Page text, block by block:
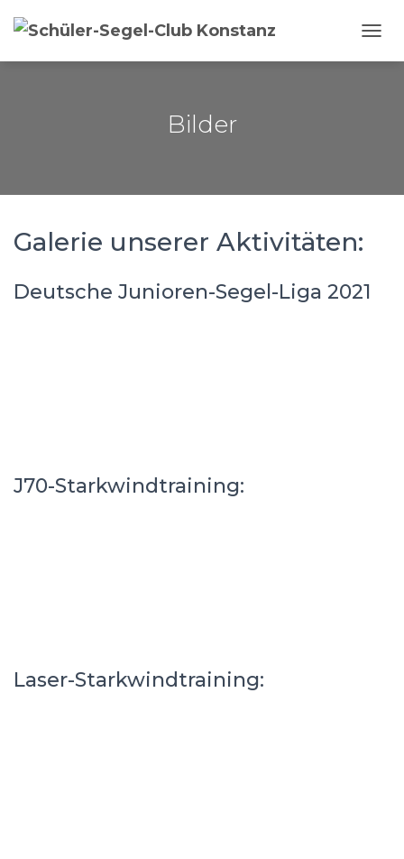
Bilder
Galerie unserer Aktivitäten:
Deutsche Junioren-Segel-Liga 2021
J70-Starkwindtraining:
Laser-Starkwindtraining: